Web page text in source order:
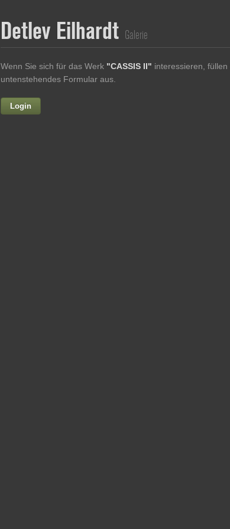
Detlev Eilhardt Galerie
Wenn Sie sich für das Werk "CASSIS II" interessieren, füllen
untenstehendes Formular aus.
Login